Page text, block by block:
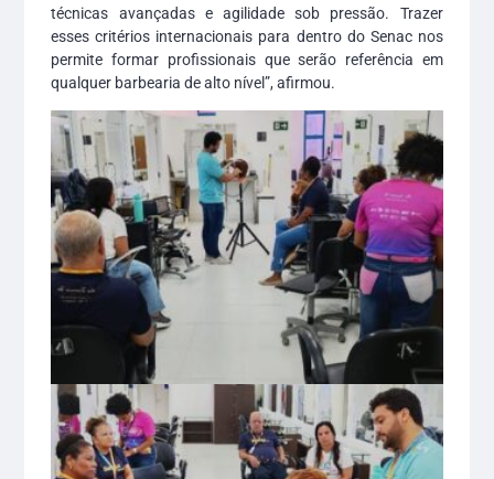
técnicas avançadas e agilidade sob pressão. Trazer
esses critérios internacionais para dentro do Senac nos
permite formar profissionais que serão referência em
qualquer barbearia de alto nível”, afirmou.